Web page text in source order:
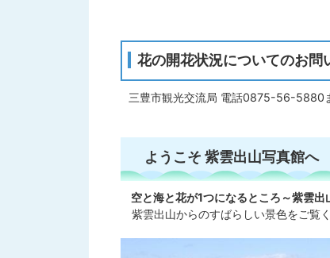
花の開花状況についてのお問
三豊市観光交流局 電話0875-56-5880
ようこそ 紫雲出山写真館へ
空と海と花が1つになるところ～紫雲出
紫雲出山からのすばらしい景色をご覧